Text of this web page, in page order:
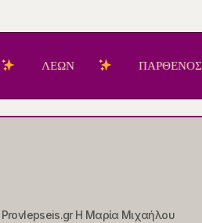
ΛΕΩΝ ΠΑΡΘΕΝΟΣ
Provlepseis.gr Η Μαρία Μιχαήλου